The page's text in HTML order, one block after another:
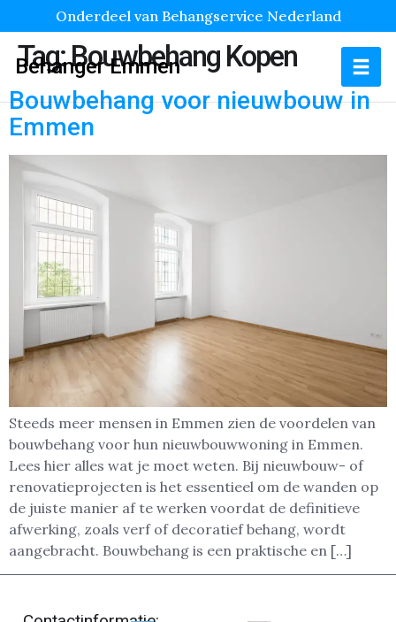
Onderdeel van Behangservice Nederland
Behanger Emmen
Tag:Bouwbehang Kopen
Bouwbehang voor nieuwbouw in
Emmen
Steeds meer mensen in Emmen zien de voordelen van
bouwbehang voor hun nieuwbouwwoning in Emmen.
Lees hier alles wat je moet weten. Bij nieuwbouw- of
renovatieprojecten is het essentieel om de wanden op
de juiste manier af te werken voordat de definitieve
afwerking, zoals verf of decoratief behang, wordt
aangebracht. Bouwbehang is een praktische en […]